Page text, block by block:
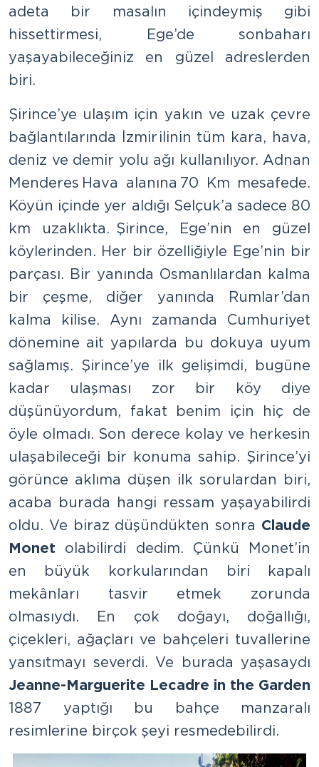
adeta bir masalın içindeymiş gibi
hissettirmesi, Ege’de sonbaharı
yaşayabileceğiniz en güzel adreslerden
biri.
Şirince’ye ulaşım için yakın ve uzak çevre
bağlantılarında İzmir ilinin tüm kara, hava,
deniz ve demir yolu ağı kullanılıyor. Adnan
Menderes Hava alanına 70 Km mesafede.
Köyün içinde yer aldığı Selçuk’a sadece 80
km uzaklıkta. Şirince, Ege’nin en güzel
köylerinden. Her bir özelliğiyle Ege’nin bir
parçası. Bir yanında Osmanlılardan kalma
bir çeşme, diğer yanında Rumlar’dan
kalma kilise. Aynı zamanda Cumhuriyet
dönemine ait yapılarda bu dokuya uyum
sağlamış. Şirince’ye ilk gelişimdi, bugüne
kadar ulaşması zor bir köy diye
düşünüyordum, fakat benim için hiç de
öyle olmadı. Son derece kolay ve herkesin
ulaşabileceği bir konuma sahip. Şirince’yi
görünce aklıma düşen ilk sorulardan biri,
acaba burada hangi ressam yaşayabilirdi
oldu. Ve biraz düşündükten sonra Claude
Monet olabilirdi dedim. Çünkü Monet’in
en büyük korkularından biri kapalı
mekânları tasvir etmek zorunda
olmasıydı. En çok doğayı, doğallığı,
çiçekleri, ağaçları ve bahçeleri tuvallerine
yansıtmayı severdi. Ve burada yaşasaydı
Jeanne-Marguerite Lecadre in the Garden
1887 yaptığı bu bahçe manzaralı
resimlerine birçok şeyi resmedebilirdi.